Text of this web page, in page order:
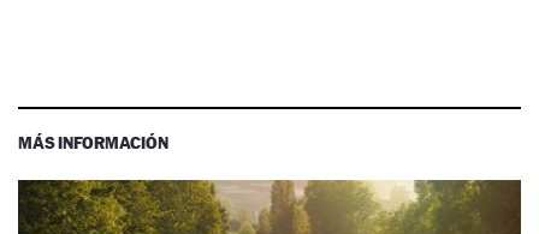
MÁS INFORMACIÓN